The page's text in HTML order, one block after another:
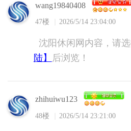
wang19840408
47楼 2026/5/14 23:04:00
沈阳休闲网内容，请
陆】
后浏览！
zhihuiwu123
48楼 2026/5/14 23:21:00